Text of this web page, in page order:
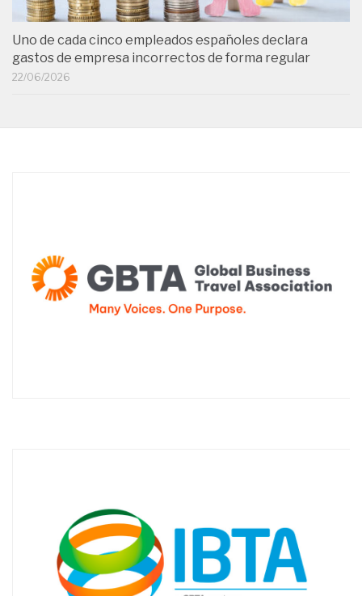
Uno de cada cinco empleados españoles declara
gastos de empresa incorrectos de forma regular
22/06/2026